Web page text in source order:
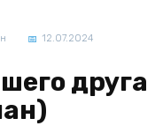
12.07.2024
друга